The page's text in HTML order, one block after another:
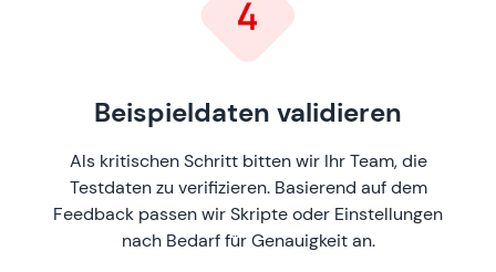
Beispieldaten validieren
Als kritischen Schritt bitten wir Ihr Team, die
Testdaten zu verifizieren. Basierend auf dem
Feedback passen wir Skripte oder Einstellungen
nach Bedarf für Genauigkeit an.